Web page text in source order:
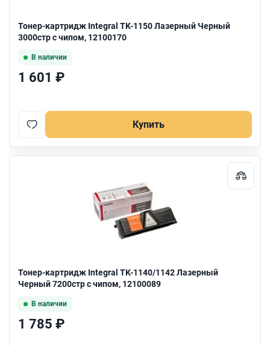
Тонер-картридж Integral TK-1150 Лазерный Черный
3000стр с чипом, 12100170
В наличии
1 601 ₽
Купить
Тонер-картридж Integral TK-1140/1142 Лазерный
Черный 7200стр с чипом, 12100089
В наличии
1 785 ₽